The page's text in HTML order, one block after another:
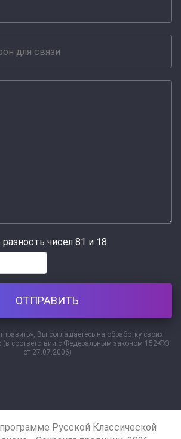
чисел 81 и 18
Вы соглашаетесь на обработку своих
соответствии с Федеральным законом 152-ФЗ
от 27.07.2006)
Русской Классической